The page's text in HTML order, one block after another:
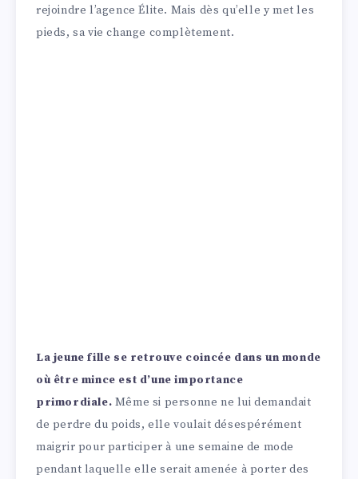
rejoindre l’agence Élite. Mais dès qu’elle y met les
pieds, sa vie change complètement.
La jeune fille se retrouve coincée dans un monde
où être mince est d’une importance
primordiale. Même si personne ne lui demandait
de perdre du poids, elle voulait désespérément
maigrir pour participer à une semaine de mode
pendant laquelle elle serait amenée à porter des